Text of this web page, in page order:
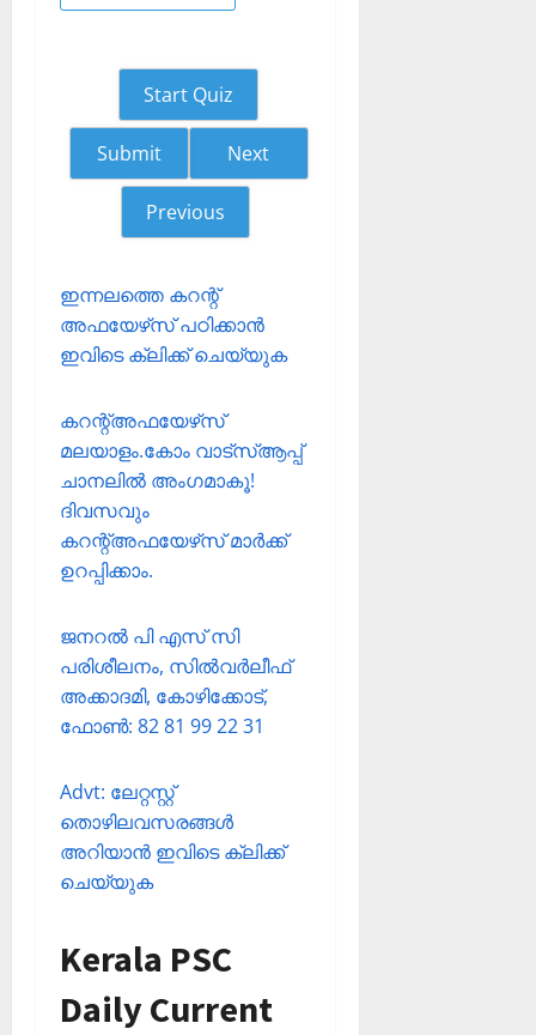
Previous
Start Quiz
Next
ഇന്നലത്തെ കറന്റ്
അഫയേഴ്‌സ് പഠിക്കാന്‍
ഇവിടെ ക്ലിക്ക് ചെയ്യുക
കറന്റ്അഫയേഴ്‌സ്
മലയാളം.കോം വാട്‌സ്ആപ്പ്
ചാനലില്‍ അംഗമാകൂ!
ദിവസവും
കറന്റ്അഫയേഴ്‌സ് മാര്‍ക്ക്
ഉറപ്പിക്കാം.
ജനറല്‍ പി എസ് സി
പരിശീലനം, സില്‍വര്‍ലീഫ്
അക്കാദമി, കോഴിക്കോട്,
ഫോണ്‍: 82 81 99 22 31
Advt: ലേറ്റസ്റ്റ്
തൊഴിലവസരങ്ങള്‍
അറിയാന്‍ ഇവിടെ ക്ലിക്ക്
ചെയ്യുക
Kerala PSC
Daily Current